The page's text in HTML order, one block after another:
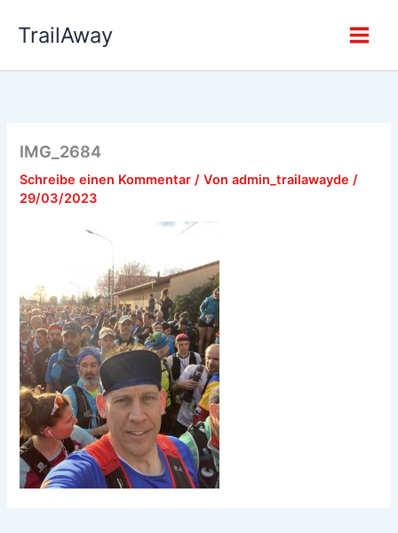
InhaltTrailAway
IMG_2684
Schreibe einen Kommentar / Vonadmin_trailawayde/
29/03/2023